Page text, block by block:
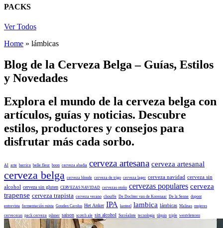
PACKS
Ver Todos
Home » lámbicas
Blog de la Cerveza Belga – Guías, Estilos
y Novedades
Explora el mundo de la cerveza belga con
artículos, guías y noticias. Descubre
estilos, productores y consejos para
disfrutar más cada sorbo.
AI arte barrica belle fleur boon cerveza abadia cerveza artesana cerveza artesanal
cerveza belga cerveza blonde cerveza de trigo cerveza lager cerveza navidad cerveza sin
alcohol cerveza sin gluten CERVEZAS NAVIDAD cervezas otoño cervezas populares cerveza
trapense cerveza trapista cerveza verano chouffe De Dochter van de Korenaar De la Senne dupont
entrevista fermentación mixta Gouden Carolus Het Anker IPA kasteel lambica lámbicas Malinas mujeres
cerveceras pack cerveza pilsner saison scotch ale sin alcohol Surréaliste tecnologia tilquin triple westvleteren